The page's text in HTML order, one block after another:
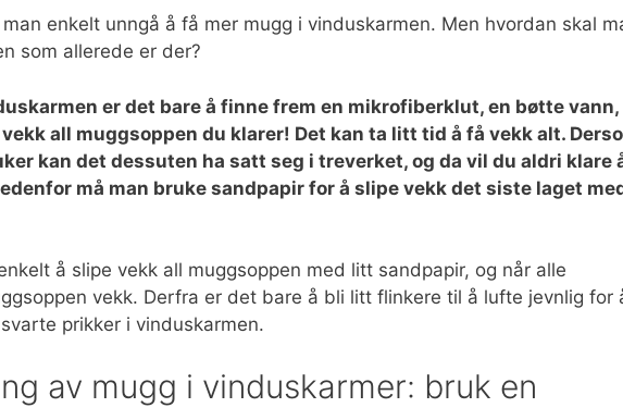
enkelt unngå å få mer mugg i vinduskarmen. Men hvordan skal
som allerede er der?
er det bare å finne frem en mikrofiberklut, en bøtte vann,
all muggsoppen du klarer! Det kan ta litt tid å få vekk alt.
kan det dessuten ha satt seg i treverket, og da vil du aldri klare
må man bruke sandpapir for å slipe vekk det siste laget
å slipe vekk all muggsoppen med litt sandpapir, og når alle
vekk. Derfra er det bare å bli litt flinkere til å lufte jevnlig for
prikker i vinduskarmen.
av mugg i vinduskarmer: bruk en